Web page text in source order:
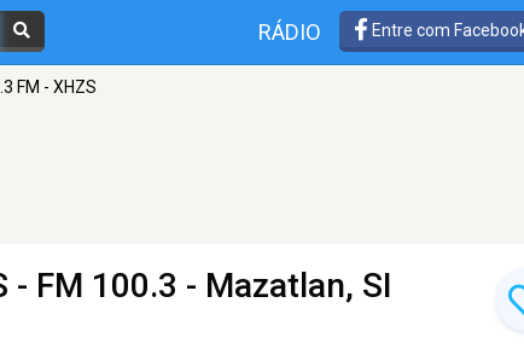
RÁDIO Entre com
FM - XHZS
- FM 100.3 - Mazatlan, SI